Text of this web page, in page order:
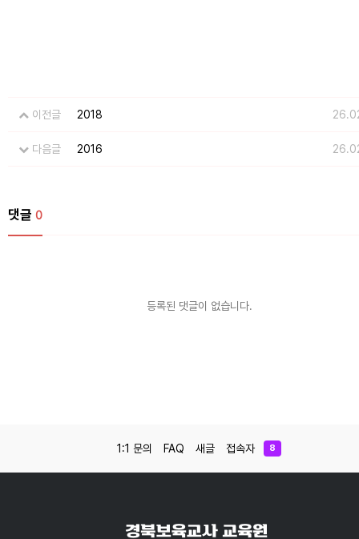
이전글 2018
다음글 2016
댓글 0
등록된 댓글이 없습니다.
1:1 문의 FAQ 새글 접속자 8